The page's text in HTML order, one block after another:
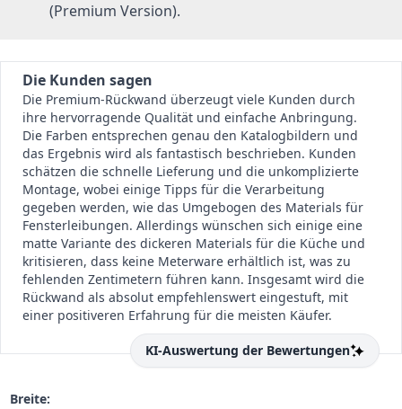
(Premium Version).
Die Kunden sagen
Die Premium-Rückwand überzeugt viele Kunden durch
ihre hervorragende Qualität und einfache Anbringung.
Die Farben entsprechen genau den Katalogbildern und
das Ergebnis wird als fantastisch beschrieben. Kunden
schätzen die schnelle Lieferung und die unkomplizierte
Montage, wobei einige Tipps für die Verarbeitung
gegeben werden, wie das Umgebogen des Materials für
Fensterleibungen. Allerdings wünschen sich einige eine
matte Variante des dickeren Materials für die Küche und
kritisieren, dass keine Meterware erhältlich ist, was zu
fehlenden Zentimetern führen kann. Insgesamt wird die
Rückwand als absolut empfehlenswert eingestuft, mit
einer positiveren Erfahrung für die meisten Käufer.
KI-Auswertung der Bewertungen
Breite: